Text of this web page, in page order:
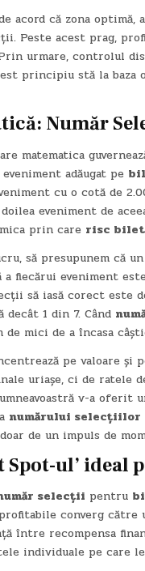
acord că zona optimă,
Peste acest prag,
urmare, controlul
principiu stă la
Număr
matematica
adăugat pe
cu o cotă de
eveniment de
prin care risc bilet
să presupunem că
fiecărui eveniment
să iasă corect este
1 din 7. Când
mici de a încasa
pe valoare
uriașe, ci de ratele
v-a oferit
numărului selecțiilor
de un impuls de
Spot-ul’ ideal
selecții pentru
converg către
între recompensa
individuale pe care